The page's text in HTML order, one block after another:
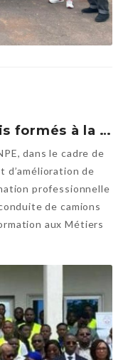
TOGO: 320 jeunes togolais formés à la conduite de camions pour répondre à une demande urgente du marché
dans le cadre de
d’amélioration de
professionnelle
de camions
aux Métiers